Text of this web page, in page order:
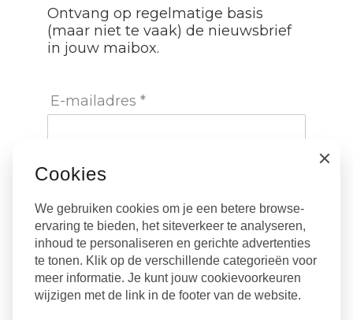
Ontvang op regelmatige basis
(maar niet te vaak) de nieuwsbrief
in jouw maibox.
E-mailadres *
Achternaam
Inschrijven
Cookies
We gebruiken cookies om je een betere browse-
ervaring te bieden, het siteverkeer te analyseren,
inhoud te personaliseren en gerichte advertenties
te tonen. Klik op de verschillende categorieën voor
meer informatie. Je kunt jouw cookievoorkeuren
wijzigen met de link in de footer van de website.
Close